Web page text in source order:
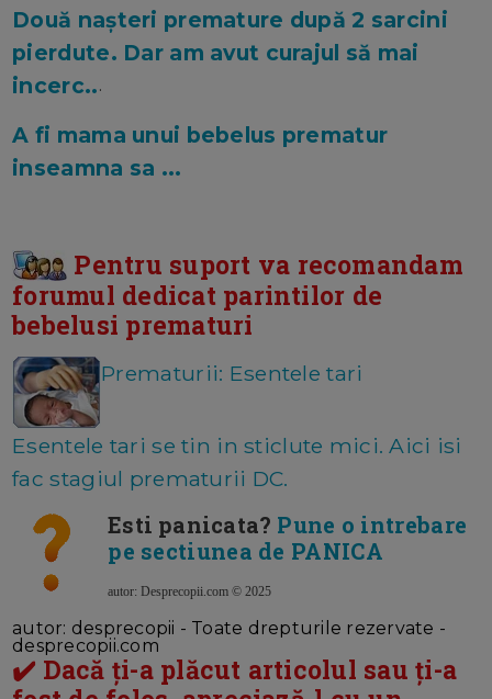
Două nașteri premature după 2 sarcini
pierdute. Dar am avut curajul să mai
incerc...
A fi mama unui bebelus prematur
inseamna sa ...
Pentru suport va recomandam
forumul dedicat parintilor de
bebelusi prematuri
Prematurii: Esentele tari
Esentele tari se tin in sticlute mici. Aici isi
fac stagiul prematurii DC.
Esti panicata? Pune o intrebare
pe sectiunea de PANICA
autor: Desprecopii.com © 2025
autor: desprecopii - Toate drepturile rezervate -
desprecopii.com
✔️ Dacă ți-a plăcut articolul sau ți-a